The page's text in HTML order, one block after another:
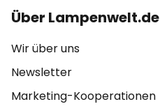
Über Lampenwelt.de
Wir über uns
Newsletter
Marketing-Kooperationen